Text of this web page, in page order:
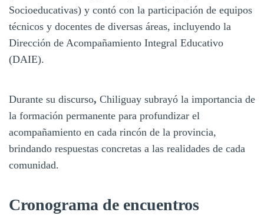
Socioeducativas) y contó con la participación de equipos
técnicos y docentes de diversas áreas, incluyendo la
Dirección de Acompañamiento Integral Educativo
(DAIE).
Durante su discurso, Chiliguay subrayó la importancia de
la formación permanente para profundizar el
acompañamiento en cada rincón de la provincia,
brindando respuestas concretas a las realidades de cada
comunidad.
Cronograma de encuentros